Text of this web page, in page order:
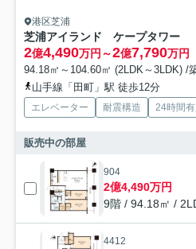
港区芝浦
芝浦アイランド ケープタワー
2億4,490万円～2億7,790万円
94.18㎡～104.60㎡ (2LDK～3LDK) /
山手線「田町」駅 徒歩12分
エレベーター 耐震構造 24時間
販売中の部屋
904
2億4,490万円
9階 / 94.18㎡ /
4412